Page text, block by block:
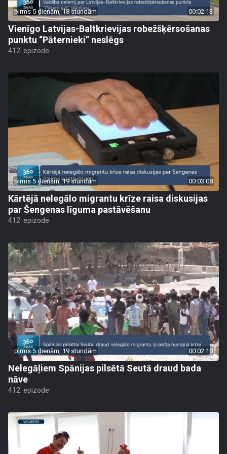
pirms 5 dienām, 18 stundām 00:02:13
Vienīgo Latvijas-Baltkrievijas robežšķērsošanas
punktu “Pāternieki” neslēgs
412. epizode
pirms 5 dienām, 19 stundām 00:03:08
Kārtējā nelegālo migrantu krīze raisa diskusijas
par Šengenas līguma pastāvēšanu
412. epizode
pirms 5 dienām, 19 stundām 00:02:10
Nelegāļiem Spānijas pilsētā Seutā draud bada
nāve
412. epizode